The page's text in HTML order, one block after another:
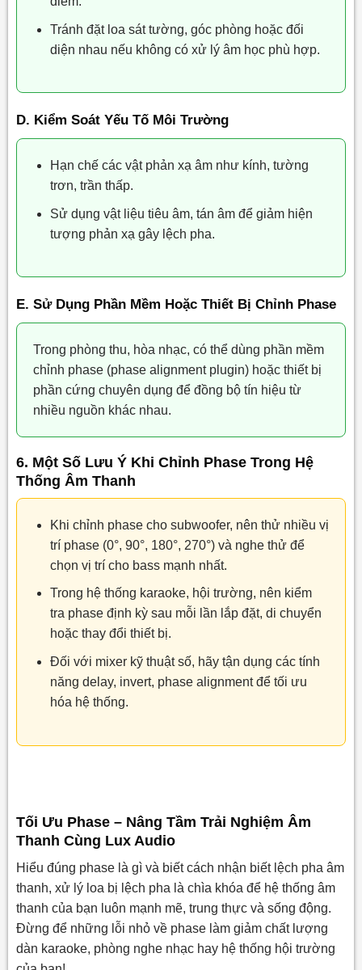
Tránh đặt loa sát tường, góc phòng hoặc đối
diện nhau nếu không có xử lý âm học phù hợp.
D. Kiểm Soát Yếu Tố Môi Trường
Hạn chế các vật phản xạ âm như kính, tường
trơn, trần thấp.
Sử dụng vật liệu tiêu âm, tán âm để giảm hiện
tượng phản xạ gây lệch pha.
E. Sử Dụng Phần Mềm Hoặc Thiết Bị Chỉnh Phase
Trong phòng thu, hòa nhạc, có thể dùng phần mềm
chỉnh phase (phase alignment plugin) hoặc thiết bị
phần cứng chuyên dụng để đồng bộ tín hiệu từ
nhiều nguồn khác nhau.
6. Một Số Lưu Ý Khi Chỉnh Phase Trong Hệ
Thống Âm Thanh
Khi chỉnh phase cho subwoofer, nên thử nhiều vị
trí phase (0°, 90°, 180°, 270°) và nghe thử để
chọn vị trí cho bass mạnh nhất.
Trong hệ thống karaoke, hội trường, nên kiểm
tra phase định kỳ sau mỗi lần lắp đặt, di chuyển
hoặc thay đổi thiết bị.
Đối với mixer kỹ thuật số, hãy tận dụng các tính
năng delay, invert, phase alignment để tối ưu
hóa hệ thống.
Tối Ưu Phase – Nâng Tầm Trải Nghiệm Âm
Thanh Cùng Lux Audio
Hiểu đúng phase là gì và biết cách nhận biết lệch pha âm
thanh, xử lý loa bị lệch pha là chìa khóa để hệ thống âm
thanh của bạn luôn mạnh mẽ, trung thực và sống động.
Đừng để những lỗi nhỏ về phase làm giảm chất lượng
dàn karaoke, phòng nghe nhạc hay hệ thống hội trường